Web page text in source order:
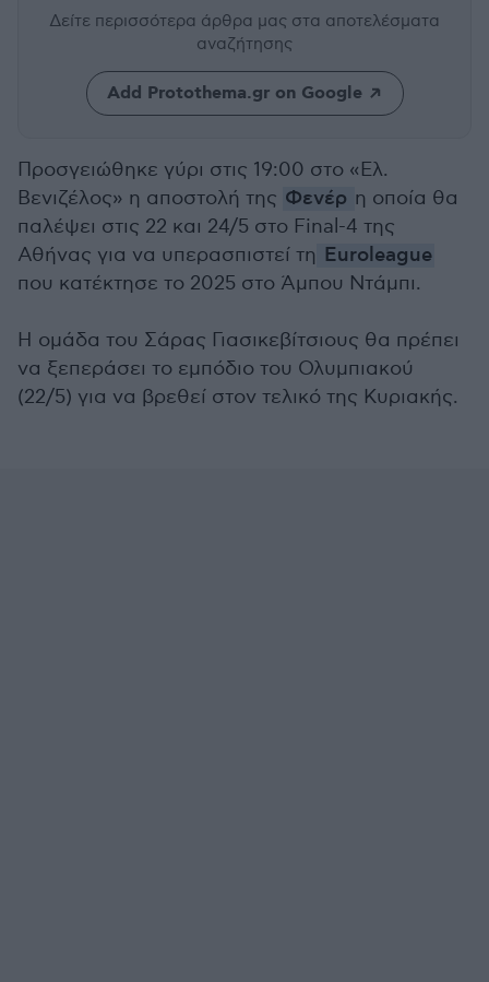
Δείτε περισσότερα άρθρα μας στα αποτελέσματα
αναζήτησης
Add Protothema.gr on Google
Προσγειώθηκε γύρι στις 19:00 στο «Ελ.
Βενιζέλος» η αποστολή της Φενέρ η οποία θα
παλέψει στις 22 και 24/5 στο Final-4 της
Αθήνας για να υπερασπιστεί τη Euroleague
που κατέκτησε το 2025 στο Άμπου Ντάμπι.
Η ομάδα του Σάρας Γιασικεβίτσιους θα πρέπει
να ξεπεράσει το εμπόδιο του Ολυμπιακού
(22/5) για να βρεθεί στον τελικό της Κυριακής.